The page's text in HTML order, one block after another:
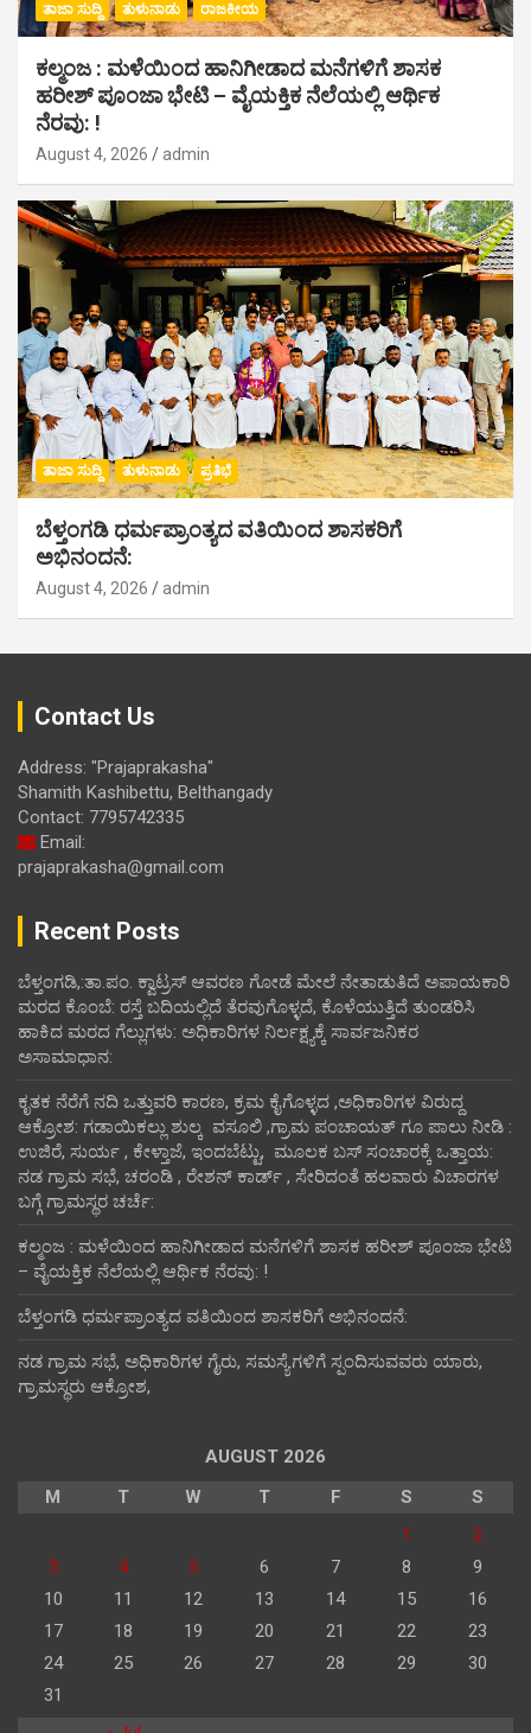
ತಾಜಾ ಸುದ್ದಿ ತುಳುನಾಡು ರಾಜಕೀಯ
ಕಲ್ಮಂಜ : ಮಳೆಯಿಂದ ಹಾನಿಗೀಡಾದ ಮನೆಗಳಿಗೆ ಶಾಸಕ
ಹರೀಶ್ ಪೂಂಜಾ ಭೇಟಿ – ವೈಯಕ್ತಿಕ ನೆಲೆಯಲ್ಲಿ ಆರ್ಥಿಕ‌
ನೆರವು: !
August 4, 2026 admin
ತಾಜಾ ಸುದ್ದಿ ತುಳುನಾಡು ಪ್ರತಿಭೆ
ಬೆಳ್ತಂಗಡಿ ಧರ್ಮಪ್ರಾಂತ್ಯದ ವತಿಯಿಂದ ಶಾಸಕರಿಗೆ
ಅಭಿನಂದನೆ:
August 4, 2026 admin
Contact Us
Address: "Prajaprakasha"
Shamith Kashibettu, Belthangady
Contact: 7795742335
Email:
prajaprakasha@gmail.com
Recent Posts
ಬೆಳ್ತಂಗಡಿ,:ತಾ.ಪಂ‌. ಕ್ವಾಟ್ರಸ್ ಆವರಣ ಗೋಡೆ ಮೇಲೆ ನೇತಾಡುತಿದೆ ಅಪಾಯಕಾರಿ
ಮರದ ಕೊಂಬೆ: ರಸ್ತೆ ಬದಿಯಲ್ಲಿದೆ ತೆರವುಗೊಳ್ಳದೆ, ಕೊಳೆಯುತ್ತಿದೆ ತುಂಡರಿಸಿ
ಹಾಕಿದ ಮರದ ಗೆಲ್ಲುಗಳು: ಅಧಿಕಾರಿಗಳ ನಿರ್ಲಕ್ಷ್ಯಕ್ಕೆ ಸಾರ್ವಜನಿಕರ
ಅಸಾಮಾಧಾನ:
ಕೃತಕ ನೆರೆಗೆ ನದಿ ಒತ್ತುವರಿ ಕಾರಣ, ಕ್ರಮ ಕೈಗೊಳ್ಳದ ,ಅಧಿಕಾರಿಗಳ ವಿರುದ್ದ
ಆಕ್ರೋಶ: ಗಡಾಯಿಕಲ್ಲು ಶುಲ್ಕ ವಸೂಲಿ ,ಗ್ರಾಮ ಪಂಚಾಯತ್ ಗೂ ಪಾಲು ನೀಡಿ :
ಉಜಿರೆ, ಸುರ್ಯ , ಕೇಳ್ತಾಜೆ, ಇಂದಬೆಟ್ಟು, ಮೂಲಕ ಬಸ್ ಸಂಚಾರಕ್ಕೆ ಒತ್ತಾಯ:
ನಡ ಗ್ರಾಮ ಸಭೆ, ಚರಂಡಿ , ರೇಶನ್ ಕಾರ್ಡ್ , ಸೇರಿದಂತೆ ಹಲವಾರು ವಿಚಾರಗಳ
ಬಗ್ಗೆ ಗ್ರಾಮಸ್ಥರ ಚರ್ಚೆ:
ಕಲ್ಮಂಜ : ಮಳೆಯಿಂದ ಹಾನಿಗೀಡಾದ ಮನೆಗಳಿಗೆ ಶಾಸಕ ಹರೀಶ್ ಪೂಂಜಾ ಭೇಟಿ
– ವೈಯಕ್ತಿಕ ನೆಲೆಯಲ್ಲಿ ಆರ್ಥಿಕ‌ ನೆರವು: !
ಬೆಳ್ತಂಗಡಿ ಧರ್ಮಪ್ರಾಂತ್ಯದ ವತಿಯಿಂದ ಶಾಸಕರಿಗೆ ಅಭಿನಂದನೆ:
ನಡ ಗ್ರಾಮ ಸಭೆ, ಅಧಿಕಾರಿಗಳ ಗೈರು, ಸಮಸ್ಯೆಗಳಿಗೆ ಸ್ಪಂದಿಸುವವರು ಯಾರು,
ಗ್ರಾಮಸ್ಥರು ಆಕ್ರೋಶ,
AUGUST 2026
M
T W T F S S
1
2
3
4 5 6 7 8
9
10
11 12 13 14 15
16
17
18 19 20 21 22
23
24
25 26 27 28 29
30
31